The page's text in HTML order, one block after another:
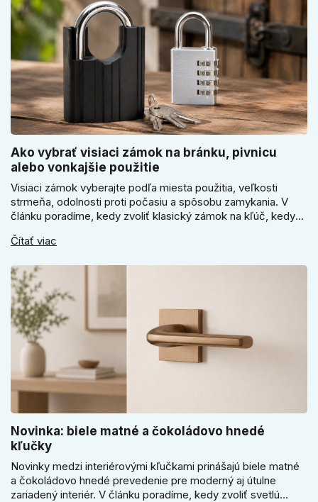
Ako vybrať visiaci zámok na bránku, pivnicu
alebo vonkajšie použitie
Visiaci zámok vyberajte podľa miesta použitia, veľkosti
strmeňa, odolnosti proti počasiu a spôsobu zamykania. V
článku poradíme, kedy zvoliť klasický zámok na kľúč, kedy
sa pri bránke, pivnici alebo záhradnom domčeku neoplatí
Čítať viac
Novinka: biele matné a čokoládovo hnedé
kľučky
Novinky medzi interiérovými kľučkami prinášajú biele matné
a čokoládovo hnedé prevedenie pre moderný aj útulne
zariadený interiér. V článku poradíme, kedy zvoliť svetlú